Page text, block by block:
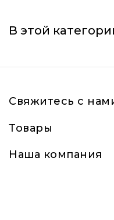
В этой
Свяжитесь с
Товары
Наша компания